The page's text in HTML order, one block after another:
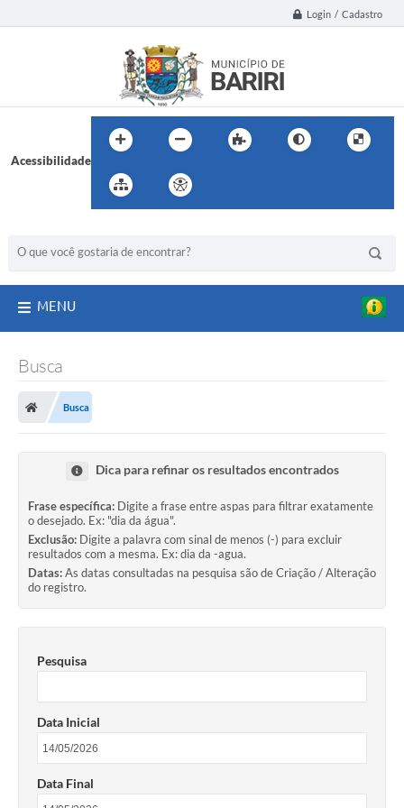
Login / Cadastro
Acessibilidade
MENU
Busca
Busca
Dica para refinar os resultados encontrados
Frase específica: Digite a frase entre aspas para filtrar exatamente
o desejado. Ex: "dia da água".
Exclusão: Digite a palavra com sinal de menos (-) para excluir
resultados com a mesma. Ex: dia da -agua.
Datas:As datas consultadas na pesquisa são de Criação / Alteração
do registro.
Pesquisa
Data Inicial
Data Final